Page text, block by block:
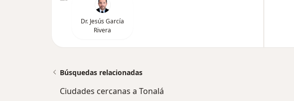
Dr. Jesús García
Rivera
Búsquedas relacionadas
Ciudades cercanas a Tonalá